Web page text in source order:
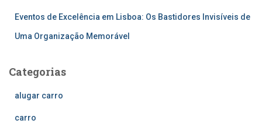
Eventos de Excelência em Lisboa: Os Bastidores Invisíveis de
Uma Organização Memorável
Categorias
alugar carro
carro